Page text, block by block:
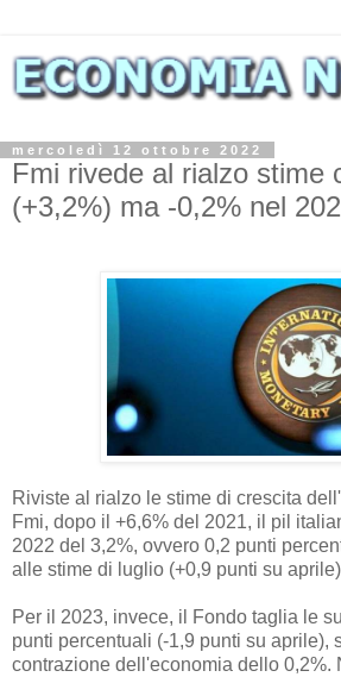
mercoledì 12 ottobre 2022
Fmi rivede al rialzo stime
(+3,2%) ma -0,2% nel
Riviste al rialzo le stime di crescita
Fmi, dopo il +6,6% del 2021, il pil
2022 del 3,2%, ovvero 0,2 punti
alle stime di luglio (+0,9 punti su
Per il 2023, invece, il Fondo taglia le
punti percentuali (-1,9 punti su aprile),
contrazione dell'economia dello 0,2%.